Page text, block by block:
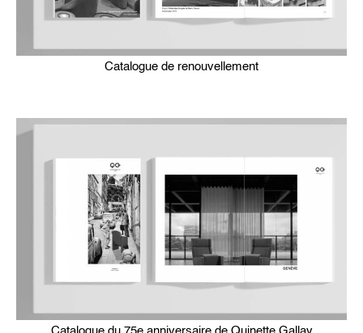
Catalogue de renouvellement